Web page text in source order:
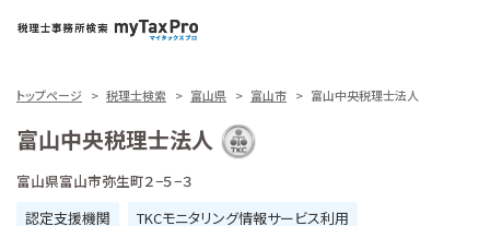
トップページ 税理士検索 富山県 富山市 富山中央税理士法人
富山中央税理士法人
富山県富山市弥生町２−５−３
認定支援機関
TKCモニタリング情報サービス利用